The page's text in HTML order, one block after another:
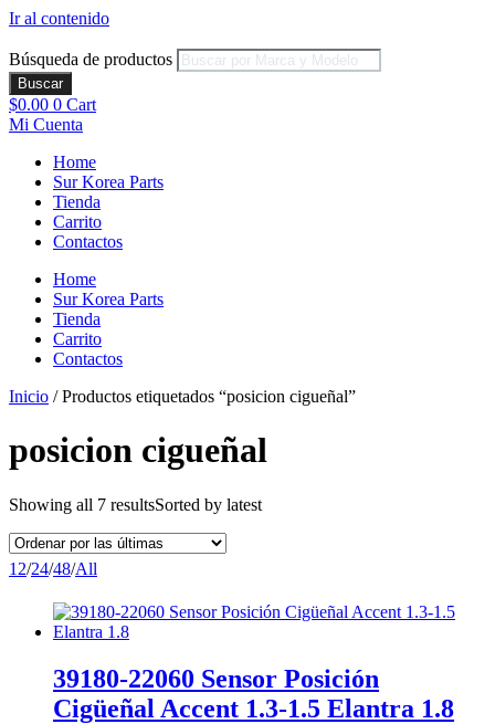
Ir al contenido
Búsqueda de productos
Buscar
$0.00 0 Cart
Mi Cuenta
Home
Sur Korea Parts
Tienda
Carrito
Contactos
Home
Sur Korea Parts
Tienda
Carrito
Contactos
Inicio / Productos etiquetados “posicion cigueñal”
posicion cigueñal
Showing all 7 resultsSorted by latest
12/24/48/All
39180-22060 Sensor Posición
Cigüeñal Accent 1.3-1.5 Elantra 1.8